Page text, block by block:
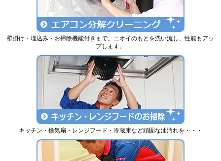
壁掛け・埋込み・お掃除機能付きまで。ニオイのもとを洗い流し、性能もアッ
プします。
キッチン・換気扇・レンジフード・冷蔵庫など頑固な油汚れを・・・